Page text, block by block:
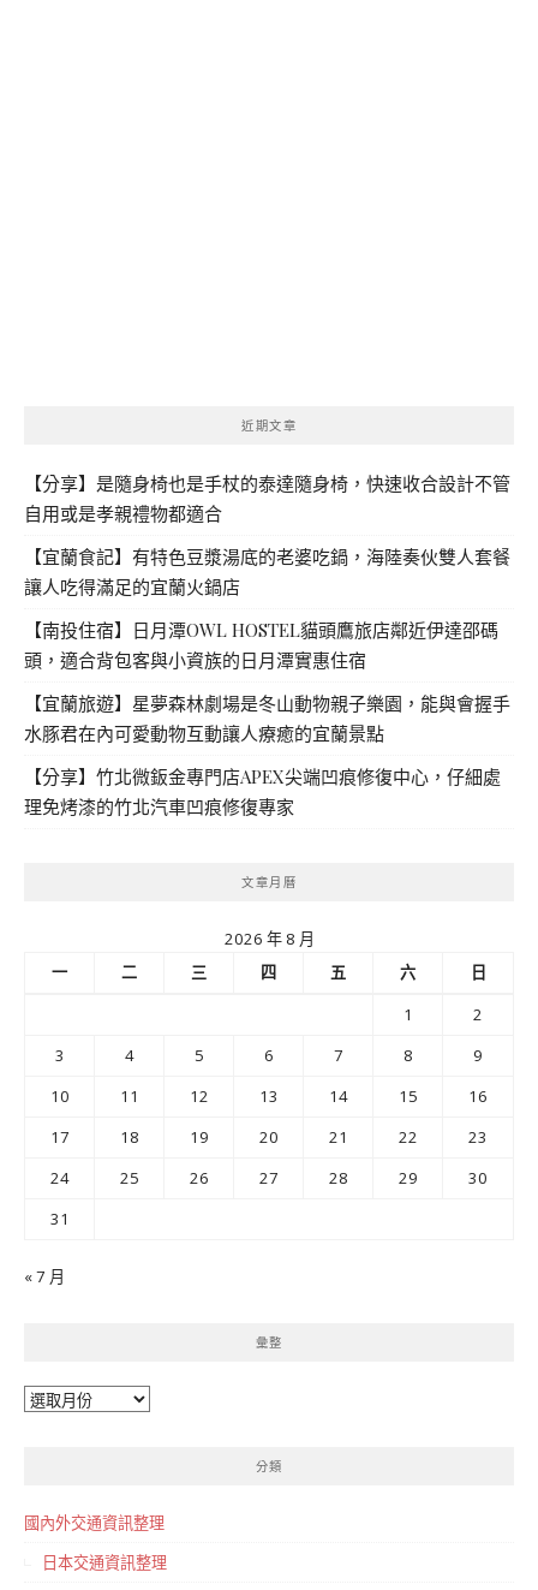
近期文章
【分享】是隨身椅也是手杖的泰達隨身椅，快速收合設計不管
自用或是孝親禮物都適合
【宜蘭食記】有特色豆漿湯底的老婆吃鍋，海陸奏伙雙人套餐
讓人吃得滿足的宜蘭火鍋店
【南投住宿】日月潭OWL HOSTEL貓頭鷹旅店鄰近伊達邵碼
頭，適合背包客與小資族的日月潭實惠住宿
【宜蘭旅遊】星夢森林劇場是冬山動物親子樂園，能與會握手
水豚君在內可愛動物互動讓人療癒的宜蘭景點
【分享】竹北微鈑金專門店APEX尖端凹痕修復中心，仔細處
理免烤漆的竹北汽車凹痕修復專家
文章月曆
2026 年 8 月
一
二 三 四 五 六
日
1
2
3
4 5 6 7 8
9
10
11 12 13 14 15
16
17
18 19 20 21 22
23
24
25 26 27 28 29
30
31
« 7 月
彙整
彙
分類
國內外交通資訊整理
日本交通資訊整理